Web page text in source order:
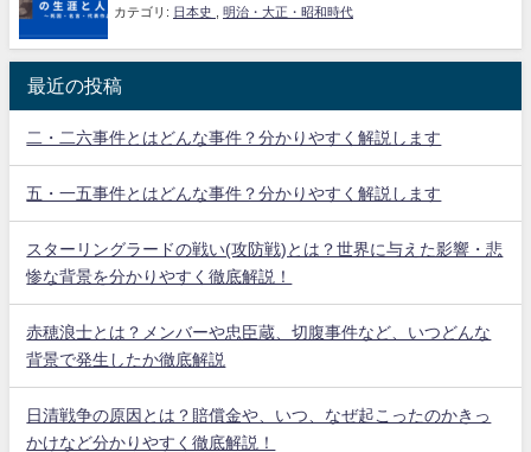
カテゴリ: 日本史 明治・大正・昭和時代
最近の投稿
二・二六事件とはどんな事件？分かりやすく解説します
五・一五事件とはどんな事件？分かりやすく解説します
スターリングラードの戦い(攻防戦)とは？世界に与えた影響・悲
惨な背景を分かりやすく徹底解説！
赤穂浪士とは？メンバーや忠臣蔵、切腹事件など、いつどんな
背景で発生したか徹底解説
日清戦争の原因とは？賠償金や、いつ、なぜ起こったのかきっ
かけなど分かりやすく徹底解説！